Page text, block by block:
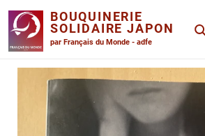
Passer
contenu
BOUQUINERIE
SOLIDAIRE JAPON
par Français du Monde - adfe